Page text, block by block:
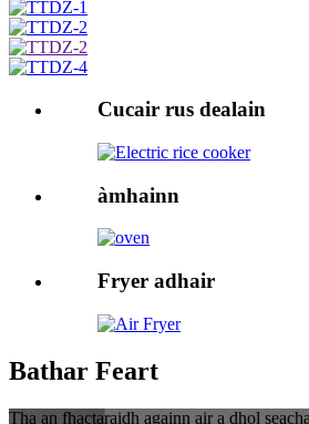
Cucair rus dealain
àmhainn
Fryer adhair
Bathar Feart
Tha an fhactaraidh againn air a dhol